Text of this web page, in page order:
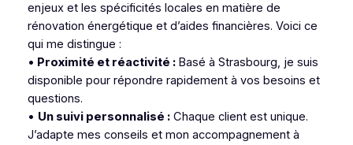
enjeux et les spécificités locales en matière de
rénovation énergétique et d’aides financières. Voici ce
qui me distingue :
• Proximité et réactivité :Basé à Strasbourg, je suis
disponible pour répondre rapidement à vos besoins et
questions.
• Un suivi personnalisé :Chaque client est unique.
J’adapte mes conseils et mon accompagnement à